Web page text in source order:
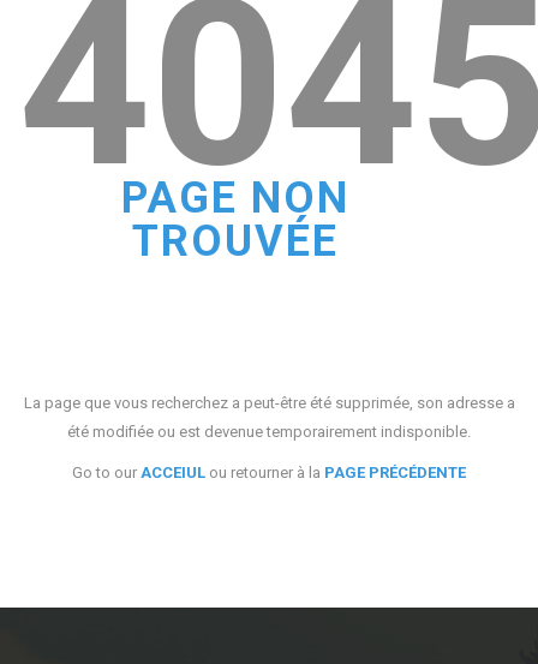
PAGE NON
TROUVÉE
La page que vous recherchez a peut-être été supprimée, son adresse a
été modifiée ou est devenue temporairement indisponible.
Go to our ACCEIUL ou retourner à la PAGE PRÉCÉDENTE